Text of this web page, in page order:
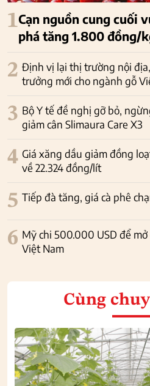
1Cạn nguồn cung cuối
phá tăng 1.800 đồng/
2 Định vị lại thị trường nội
trưởng mới cho ngành gỗ
3 Bộ Y tế đề nghị gỡ bỏ,
giảm cân Slimaura Care X3
4 Giá xăng dầu giảm đồng
về 22.324 đồng/lít
5 Tiếp đà tăng, giá cà phê
6 Mỹ chi 500.000 USD để
Việt Nam
Cùng